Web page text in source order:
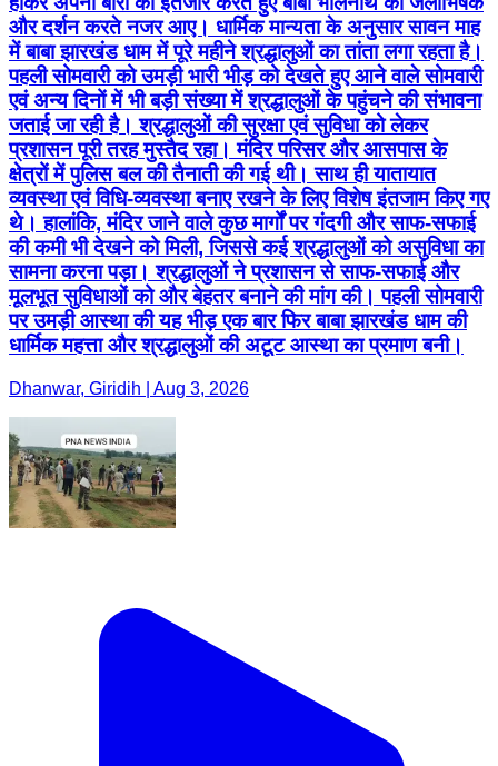
और दर्शन करते नजर आए। धार्मिक मान्यता के अनुसार सावन माह
में बाबा झारखंड धाम में पूरे महीने श्रद्धालुओं का तांता लगा रहता है।
पहली सोमवारी को उमड़ी भारी भीड़ को देखते हुए आने वाले सोमवारी
एवं अन्य दिनों में भी बड़ी संख्या में श्रद्धालुओं के पहुंचने की संभावना
जताई जा रही है। श्रद्धालुओं की सुरक्षा एवं सुविधा को लेकर
प्रशासन पूरी तरह मुस्तैद रहा। मंदिर परिसर और आसपास के
क्षेत्रों में पुलिस बल की तैनाती की गई थी। साथ ही यातायात
व्यवस्था एवं विधि-व्यवस्था बनाए रखने के लिए विशेष इंतजाम किए गए
थे। हालांकि, मंदिर जाने वाले कुछ मार्गों पर गंदगी और साफ-सफाई
की कमी भी देखने को मिली, जिससे कई श्रद्धालुओं को असुविधा का
सामना करना पड़ा। श्रद्धालुओं ने प्रशासन से साफ-सफाई और
मूलभूत सुविधाओं को और बेहतर बनाने की मांग की। पहली सोमवारी
पर उमड़ी आस्था की यह भीड़ एक बार फिर बाबा झारखंड धाम की
धार्मिक महत्ता और श्रद्धालुओं की अटूट आस्था का प्रमाण बनी।
Dhanwar, Giridih | Aug 3, 2026